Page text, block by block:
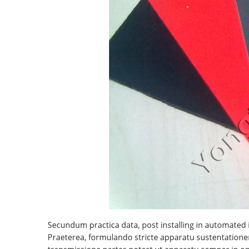
Secundum practica data, post installing in
Praeterea, formulando stricte apparatu